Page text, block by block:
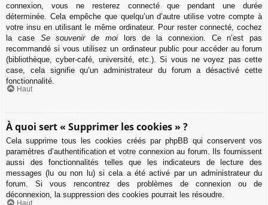
connexion, vous ne resterez connecté que pendant une durée
déterminée. Cela empêche que quelqu’un d’autre utilise votre compte à
votre insu en utilisant le même ordinateur. Pour rester connecté, cochez
la case Se souvenir de moilors de la connexion. Ce n’est pas
recommandé si vous utilisez un ordinateur public pour accéder au forum
(bibliothèque, cyber-café, université, etc.). Si vous ne voyez pas cette
case, cela signifie qu’un administrateur du forum a désactivé cette
fonctionnalité.
Haut
À quoi sert « Supprimer les cookies » ?
Cela supprime tous les cookies créés par phpBB qui conservent vos
paramètres d’authentification et votre connexion au forum. Ils fournissent
aussi des fonctionnalités telles que les indicateurs de lecture des
messages (lu ou non lu) si cela a été activé par un administrateur du
forum. Si vous rencontrez des problèmes de connexion ou de
déconnexion, la suppression des cookies pourrait les résoudre.
Haut